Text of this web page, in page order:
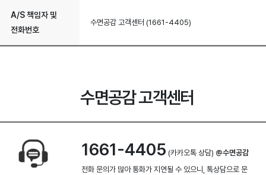
A/S 책임자 및
전화번호
수면공감 고객센터 (1661-4405)
수면공감 고객센터
1661-4405 (카카오톡 상담) @수면공감
전화 문의가 많아 통화가 지연될 수 있으니, 톡상담으로 문